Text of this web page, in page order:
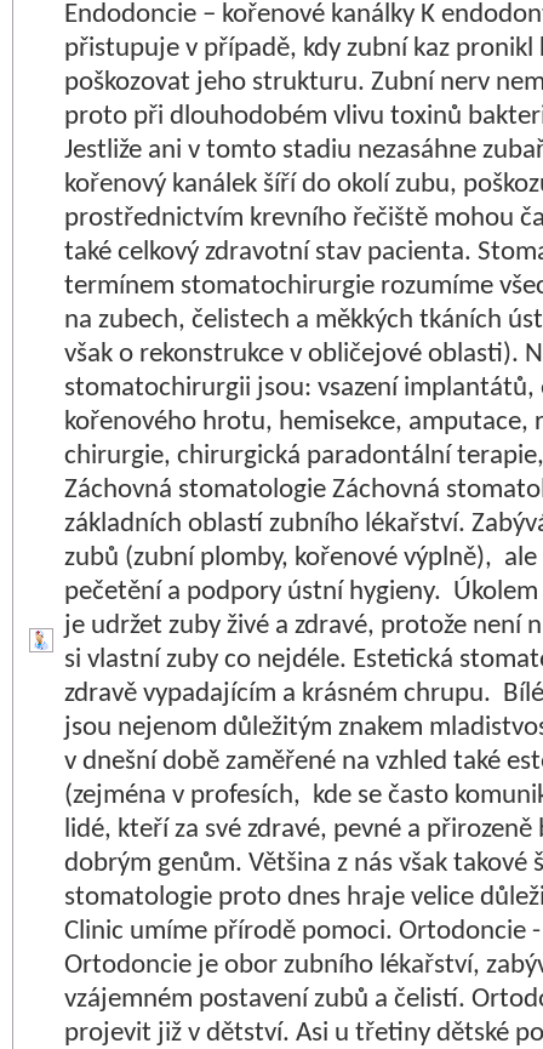
Endodoncie – kořenové kanálky K
přistupuje v případě, kdy zubní kaz pronikl
poškozovat jeho strukturu. Zubní nerv
proto při dlouhodobém vlivu toxinů
Jestliže ani v tomto stadiu nezasáhne
kořenový kanálek šíří do okolí zubu,
prostřednictvím krevního řečiště mohou
také celkový zdravotní stav pacienta.
termínem stomatochirurgie rozumíme
na zubech, čelistech a měkkých tkáních
však o rekonstrukce v obličejové oblasti).
stomatochirurgii jsou: vsazení implantátů,
kořenového hrotu, hemisekce,
chirurgie, chirurgická paradontální
Záchovná stomatologie Záchovná
základních oblastí zubního lékařství.
zubů (zubní plomby, kořenové výplně),
pečetění a podpory ústní hygieny.
je udržet zuby živé a zdravé, protože není
si vlastní zuby co nejdéle. Estetická
zdravě vypadajícím a krásném chrupu.
jsou nejenom důležitým znakem
v dnešní době zaměřené na vzhled také
(zejména v profesích, kde se často
lidé, kteří za své zdravé, pevné a
dobrým genům. Většina z nás však takové
stomatologie proto dnes hraje velice
Clinic umíme přírodě pomoci. Ortodoncie
Ortodoncie je obor zubního lékařství,
vzájemném postavení zubů a čelistí.
projevit již v dětství. Asi u třetiny dětské